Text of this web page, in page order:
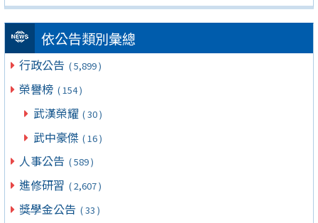
依公告類別彙總
行政公告 ( 5,899 )
榮譽榜 ( 154 )
武漢榮耀 ( 30 )
武中豪傑 ( 16 )
人事公告 ( 589 )
進修研習 ( 2,607 )
獎學金公告 ( 33 )